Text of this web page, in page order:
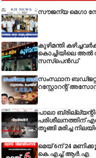
സൗജന്യ മെഗാ
കുഴിമന്തി
കൊച്ചിയിലെ അൽ
സസ്പെൻഡ്
സംസ്ഥാന ബഡ്‌ജറ്റ്
റസ്റ്റോറന്റ്
പാലാ
പരിശീലനത്തിന്
തൂങ്ങി മരിച്ച
മെയ് 6ന് 24
കെ.എച്ച്.ആർ.എ.